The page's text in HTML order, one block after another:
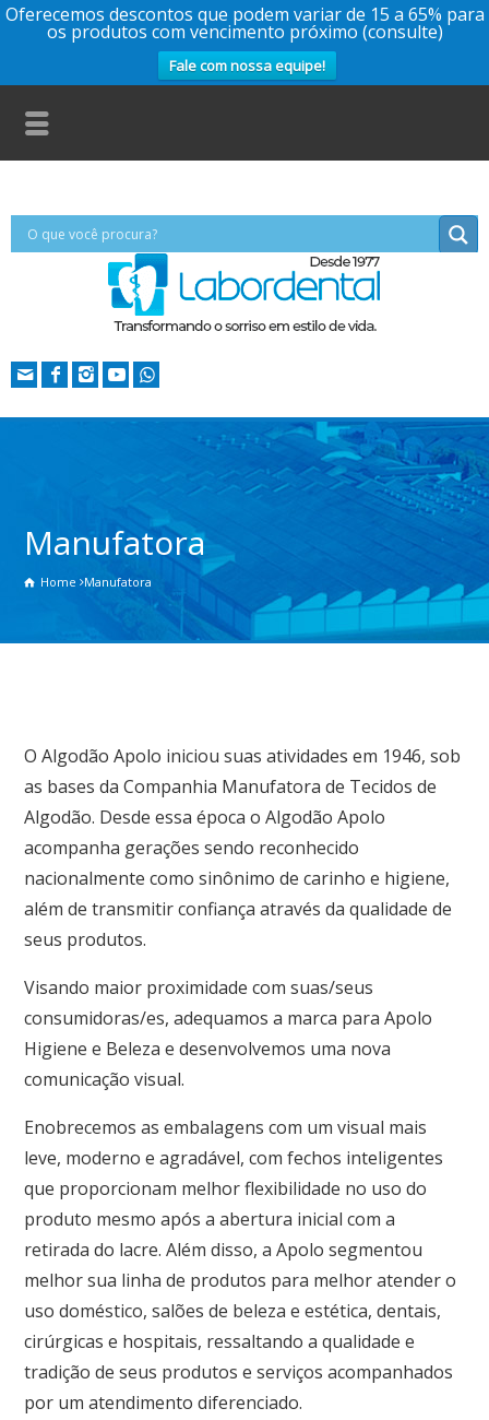
Oferecemos descontos que podem variar de 15 a 65% para
os produtos com vencimento próximo (consulte)
Fale com nossa equipe!
Manufatora
Home Manufatora
O Algodão Apolo iniciou suas atividades em 1946, sob
as bases da Companhia Manufatora de Tecidos de
Algodão. Desde essa época o Algodão Apolo
acompanha gerações sendo reconhecido
nacionalmente como sinônimo de carinho e higiene,
além de transmitir confiança através da qualidade de
seus produtos.
Visando maior proximidade com suas/seus
consumidoras/es, adequamos a marca para Apolo
Higiene e Beleza e desenvolvemos uma nova
comunicação visual.
Enobrecemos as embalagens com um visual mais
leve, moderno e agradável, com fechos inteligentes
que proporcionam melhor flexibilidade no uso do
produto mesmo após a abertura inicial com a
retirada do lacre. Além disso, a Apolo segmentou
melhor sua linha de produtos para melhor atender o
uso doméstico, salões de beleza e estética, dentais,
cirúrgicas e hospitais, ressaltando a qualidade e
tradição de seus produtos e serviços acompanhados
por um atendimento diferenciado.